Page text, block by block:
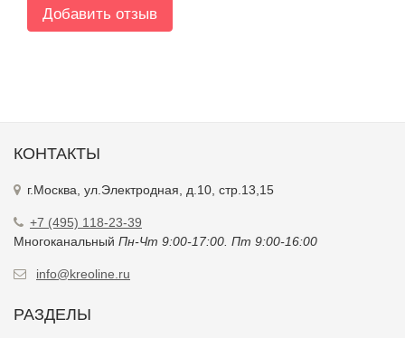
КОНТАКТЫ
г.Москва, ул.Электродная, д.10, стр.13,15
+7 (495) 118-23-39
Многоканальный Пн-Чт 9:00-17:00. Пт 9:00-16:00
info@kreoline.ru
РАЗДЕЛЫ